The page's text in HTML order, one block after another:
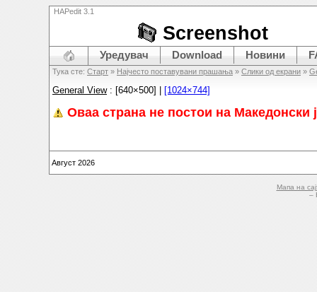
HAPedit 3.1
Screenshot
Уредувач Download Новини
Тука сте: Старт » Најчесто поставувани прашања » Слики од екрани »
General View: [640×500] | [1024×744]
Оваа страна не постои на Македонски
Август 2026
Мапа на
–